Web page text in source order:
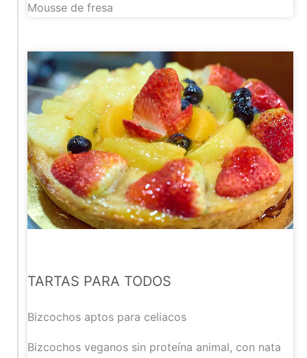
Mousse de fresa
TARTAS PARA TODOS
Bizcochos aptos para celiacos
Bizcochos veganos sin proteína animal, con nata